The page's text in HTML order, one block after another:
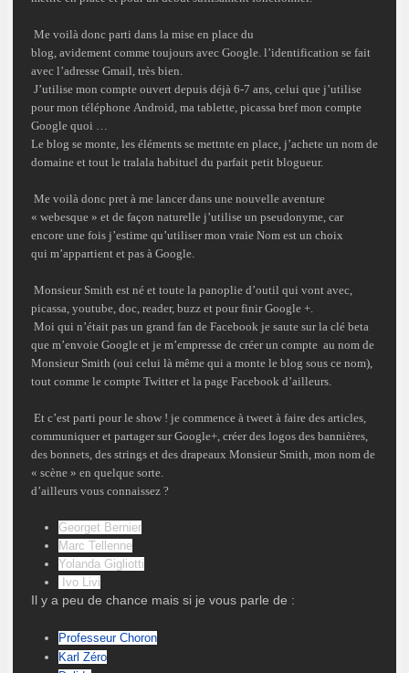
Me voilà donc parti dans la mise en place du
blog, avidement comme toujours avec Google. l’identification se fait
avec l’adresse Gmail, très bien.
J’utilise mon compte ouvert depuis déjà 6-7 ans, celui que j’utilise
pour mon téléphone Android, ma tablette, picassa bref mon compte
Google quoi …
Le blog se monte, les éléments se mettnte en place, j’achete un nom de
domaine et tout le tralala habituel du parfait petit blogueur.
Me voilà donc pret à me lancer dans une nouvelle aventure
« webesque » et de façon naturelle j’utilise un pseudonyme, car
encore une fois j’estime qu’utiliser mon vraie Nom est un choix
qui m’appartient et pas à Google.
Monsieur Smith est né et toute la panoplie d’outil qui vont avec,
picassa, youtube, doc, reader, buzz et pour finir Google +.
Moi qui n’était pas un grand fan de Facebook je saute sur la clé beta
que m’envoie Google et je m’empresse de créer un compte au nom de
Monsieur Smith (oui celui là même qui a monte le blog sous ce nom),
tout comme le compte Twitteret la page Facebook d’ailleurs.
Et c’est parti pour le show ! je commence à tweet à faire des articles,
communiquer et partager surGoogle+, créer des logos des bannières,
des bonnets, des strings et des drapeaux Monsieur Smith, mon nom de
« scène » en quelque sorte.
d’ailleurs vous connaissez ?
Georget Bernier
Marc Tellenne
Yolanda Gigliotti
Ivo Livi
Il y a peu de chance mais si je vous parle de :
Professeur Choron
Karl Zéro